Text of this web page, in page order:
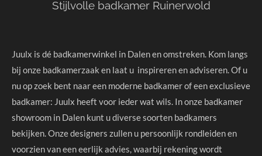
Stijlvolle badkamer Ruinerwold
Juulx is dé badkamerwinkel in Dalen en omstreken. Kom langs
bij onze badkamerzaak en laat u inspireren en adviseren. Of u
nu op zoek bent naar een moderne badkamer of een exclusieve
badkamer: Juulx heeft voor ieder wat wils. In onze badkamer
showroom in Dalen kunt u diverse soorten badkamers
bekijken. Onze designers zullen u persoonlijk rondleiden en
voorzien van een eerlijk advies, waarbij rekening wordt